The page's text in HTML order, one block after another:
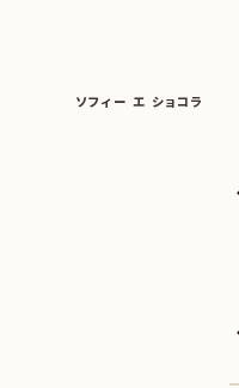
ソフィー エ ショコラ
||